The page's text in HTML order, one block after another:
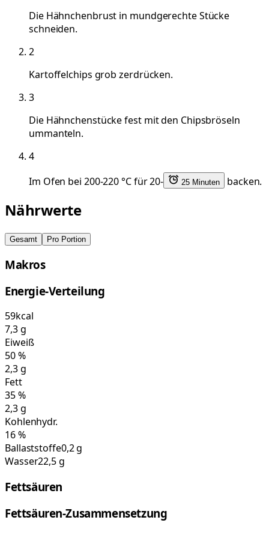
Die Hähnchenbrust in mundgerechte Stücke
schneiden.
2
Kartoffelchips grob zerdrücken.
3
Die Hähnchenstücke fest mit den Chipsbröseln
ummanteln.
4
Im Ofen bei 200-220 °C für 20-
25 Minuten backen.
Nährwerte
Gesamt Pro Portion
Makros
Energie-Verteilung
59kcal
7,3g
Eiweiß
50%
2,3g
Fett
35%
2,3g
Kohlenhydr.
16%
Ballaststoffe0,2 g
Wasser22,5 g
Fettsäuren
Fettsäuren-Zusammensetzung